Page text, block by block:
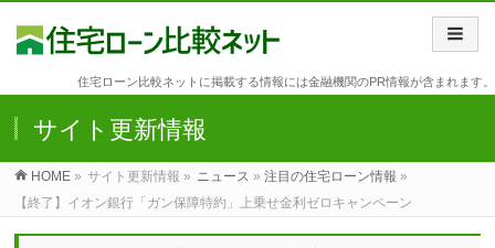
住宅ローン比較ネットに掲載する情報には金融機関のPR情報が含まれます。
サイト更新情報
HOME » サイト更新情報 » ニュース »注目の住宅ローン情報 »
【終了】イオン銀行「ガン保障特約」上乗せ金利ゼロキャンペーン